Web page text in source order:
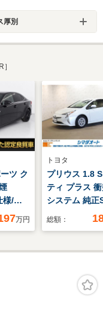
厚別
］
ツ ク
/黒×
/専用
ー/レ
ヘッ
万円
トヨタ
プリウス 1.8
ティ プラス
システム 純正
ETC AW スマ
LED オートラ
カメラ ドライ
ーダー
総額：